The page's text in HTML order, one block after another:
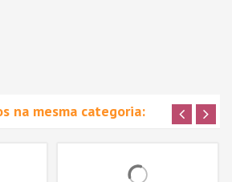
na mesma categoria: